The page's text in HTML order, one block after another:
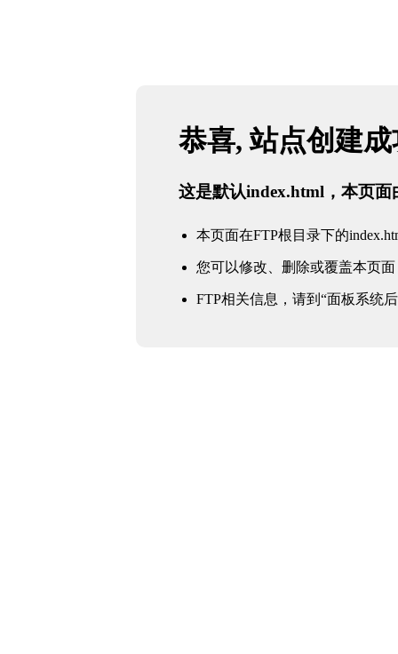
恭喜, 站点创建
这是默认index.html，本页面
本页面在FTP根目录下的
您可以修改、删除或覆盖本页面
FTP相关信息，请到“面板系统